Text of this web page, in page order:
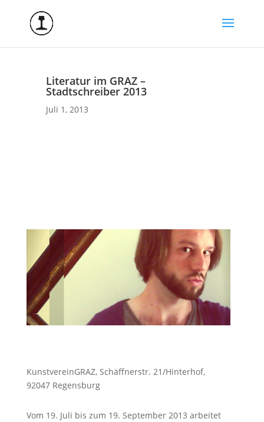
Literatur im GRAZ –
Stadtschreiber 2013
Juli 1, 2013
KunstvereinGRAZ, Schäffnerstr. 21/Hinterhof,
92047 Regensburg
Vom 19. Juli bis zum 19. September 2013 arbeitet